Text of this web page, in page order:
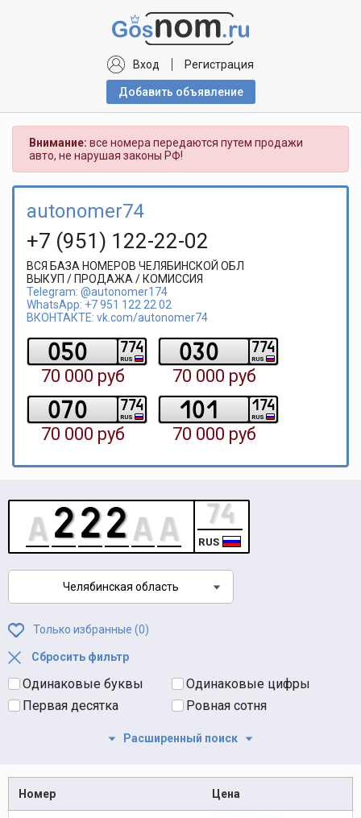
Вход Регистрация
Добавить объявлениe
Внимание: все номера передаются путем продажи
авто, не нарушая законы РФ!
autonomer74
+7 (951) 122-22-02
ВСЯ БАЗА НОМЕРОВ ЧЕЛЯБИНСКОЙ ОБЛ
ВЫКУП / ПРОДАЖА / КОМИССИЯ
Telegram: @autonomer174
WhatsApp: +7 951 122 22 02
ВКОНТАКТЕ: vk.com/autonomer74
050 RUS
774
70 000 руб
030 RUS
774
70 000 руб
070 RUS
774
70 000 руб
101 RUS
174
70 000 руб
RUS
Челябинская область
Только избранные (0)
Сбросить фильтр
Одинаковые буквы
Одинаковые цифры
Первая десятка
Ровная сотня
Расширенный поиск
Номер Цена